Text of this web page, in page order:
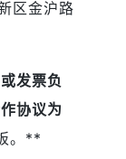
区金沪路
发票负
协议为
。**